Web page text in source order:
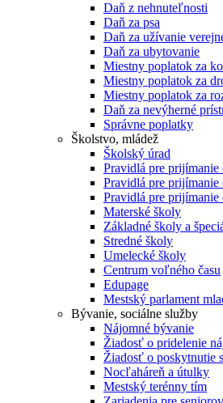
Daň z nehnuteľnosti
Daň za psa
Daň za užívanie
Daň za ubytovanie
Miestny poplatok za
Miestny poplatok za
Miestny poplatok za
Daň za nevýherné
Správne poplatky
Školstvo, mládež
Školský úrad
Pravidlá pre prijímanie
Pravidlá pre prijímanie
Pravidlá pre
Materské školy
Základné školy a
Stredné školy
Umelecké školy
Centrum voľného času
Edupage
Mestský parlament
Bývanie, sociálne služby
Nájomné bývanie
Žiadosť o pridelenie
Žiadosť o poskytnutie
Nocľaháreň a útulky
Mestský terénny tím